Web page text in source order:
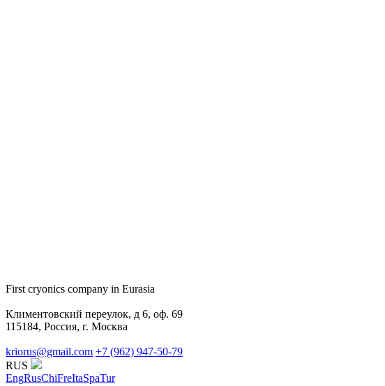
First cryonics company in Eurasia
Климентовский переулок, д 6, оф. 69
115184, Россия, г. Москва
kriorus@gmail.com +7 (962) 947-50-79
RUS
EngRusChiFreItaSpaTur